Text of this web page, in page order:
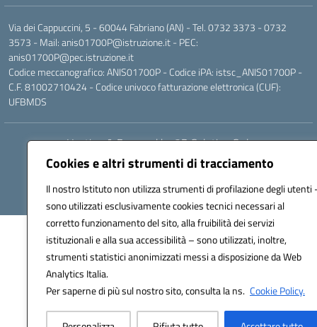
Cookies e altri strumenti di tracciamento
Il nostro Istituto non utilizza strumenti di profilazione degli utenti
sono utilizzati esclusivamente cookies tecnici necessari al
corretto funzionamento del sito, alla fruibilità dei servizi
istituzionali e alla sua accessibilità – sono utilizzati, inoltre,
strumenti statistici anonimizzati messi a disposizione da Web
Analytics Italia.
Per saperne di più sul nostro sito, consulta la ns. Cookie Policy.
Via dei Cappuccini, 5 - 60044 Fabriano (AN) - Tel. 0732 3373 - 0732
3573 - Mail: anis01700P@istruzione.it - PEC:
anis01700P@pec.istruzione.it
Codice meccanografico: ANIS01700P - Codice iPA: istsc_ANIS01700P -
C.F. 81002710424 - Codice univoco fatturazione elettronica (CUF):
UFBMDS
Hosting & Powered by 3D Solution S.r.l.
Concept & Design by Designers Italia